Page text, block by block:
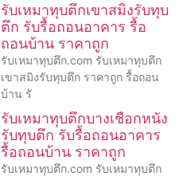
รับเหมาทุบตึกเขาสมิงรับทุบ
ตึก รับรื้อถอนอาคาร รื้อ
ถอนบ้าน ราคาถูก
รับเหมาทุบตึก.com รับเหมาทุบตึก
เขาสมิงรับทุบตึก ราคาถูก รื้อถอน
บ้าน รั
รับเหมาทุบตึกบางเชือกหนัง
รับทุบตึก รับรื้อถอนอาคาร
รื้อถอนบ้าน ราคาถูก
รับเหมาทุบตึก.com รับเหมาทุบตึก